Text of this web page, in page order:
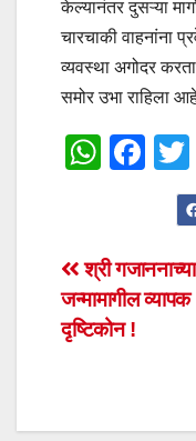
केल्यानंतर दुसऱ्या
चारचाकी वाहनांना
व्यवस्था अगोदर
समोर उभा राहिला
W
s
A
p
F
e
b
Post
श्री गजाननाच्या
जन्मामागील व्यापक
दृष्टिकोन !